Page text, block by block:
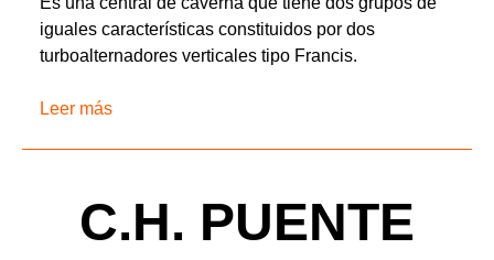
iguales características constituidos por dos
turboalternadores verticales tipo Francis.
Leer más
C.H. PUENTE